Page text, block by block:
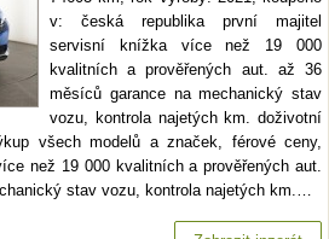
v: česká republika první majitel
servisní knížka více než 19 000
kvalitních a prověřených aut. až 36
měsíců garance na mechanický stav
vozu, kontrola najetých km. doživotní
všech modelů a značek, férové ceny,
než 19 000 kvalitních a prověřených aut.
stav vozu, kontrola najetých km.…